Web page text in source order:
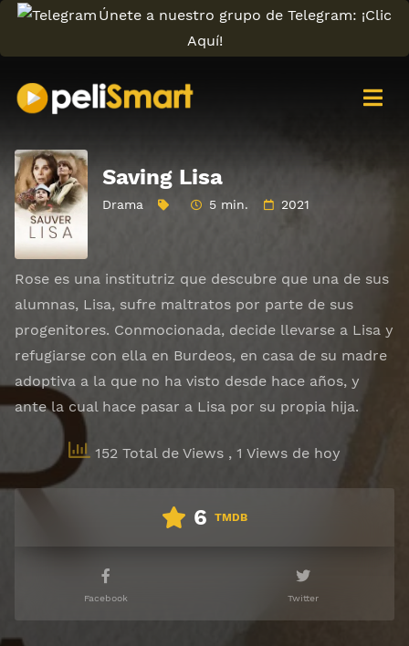
Únete a nuestro grupo de Telegram: ¡Clic
Aquí!
Saving Lisa
Drama 5 min. 2021
Rose es una institutriz que descubre que una de sus
alumnas, Lisa, sufre maltratos por parte de sus
progenitores. Conmocionada, decide llevarse a Lisa y
refugiarse con ella en Burdeos, en casa de su madre
adoptiva a la que no ha visto desde hace años, y
ante la cual hace pasar a Lisa por su propia hija.
152 Total de Views , 1 Views de hoy
6 TMDB
Facebook Twitter